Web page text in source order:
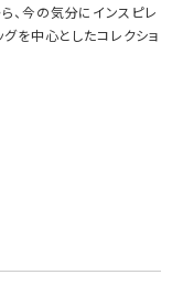
、今の気分にインスピレ
を中心としたコレクショ